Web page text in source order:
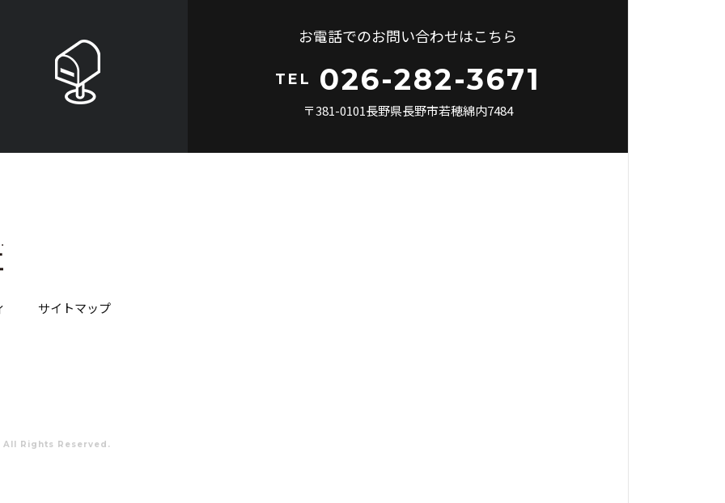
お電話でのお問い合わせはこちら
TEL 026-282-3671
〒381-0101長野県長野市若穂綿内7484
サイトマップ
Rights Reserved.